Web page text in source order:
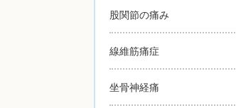
股関節の痛み
線維筋痛症
坐骨神経痛